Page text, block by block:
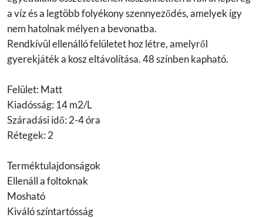
a víz és a legtöbb folyékony szennyeződés, amelyek így
nem hatolnak mélyen a bevonatba.
Rendkívül ellenálló felületet hoz létre, amelyről
gyerekjáték a kosz eltávolítása. 48 színben kapható.
Felület: Matt
Kiadósság: 14 m2/L
Száradási idő: 2-4 óra
Rétegek: 2
Terméktulajdonságok
Ellenáll a foltoknak
Mosható
Kiváló színtartósság